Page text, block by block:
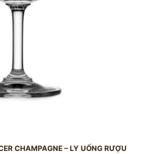
CHAMPAGNE – LY UỐNG RƯỢU